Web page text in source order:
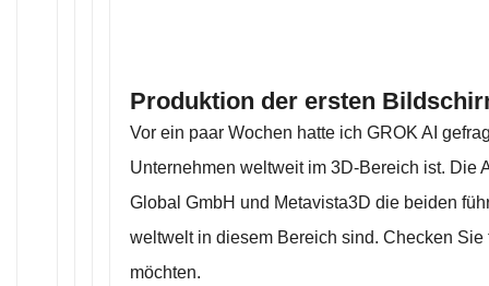
Produktion der ersten
Vor ein paar Wochen hatte ich GROK AI
Unternehmen weltweit im 3D-Bereich ist. Die
Global GmbH und Metavista3D die beiden
weltwelt in diesem Bereich sind. Checken
möchten.